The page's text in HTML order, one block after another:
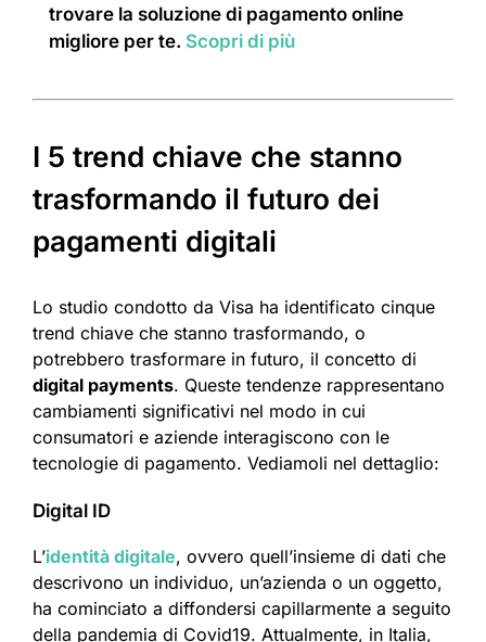
trovare la soluzione di pagamento online
migliore per te. Scopri di più
I 5 trend chiave che stanno
trasformando il futuro dei
pagamenti digitali
Lo studio condotto da Visa ha identificato cinque
trend chiave che stanno trasformando, o
potrebbero trasformare in futuro, il concetto di
digital payments. Queste tendenze rappresentano
cambiamenti significativi nel modo in cui
consumatori e aziende interagiscono con le
tecnologie di pagamento. Vediamoli nel dettaglio:
Digital ID
L’identità digitale, ovvero quell’insieme di dati che
descrivono un individuo, un’azienda o un oggetto,
ha cominciato a diffondersi capillarmente a seguito
della pandemia di Covid19. Attualmente, in Italia,